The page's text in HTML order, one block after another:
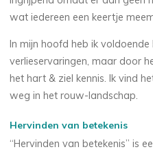
wat iedereen een keertje
In mijn hoofd heb ik
verlieservaringen, maar door
het hart & ziel kennis. Ik vind
weg in het rouw-landschap.
Hervinden van betekenis
“Hervinden van betekenis’’ is